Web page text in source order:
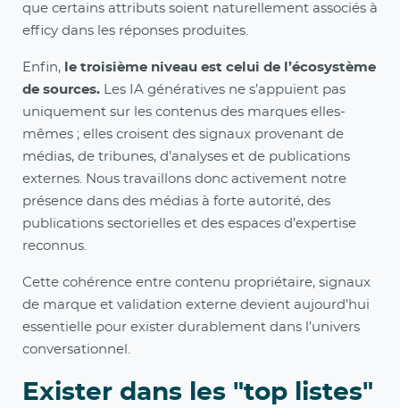
que certains attributs soient naturellement associés à
efficy dans les réponses produites.
Enfin, le troisième niveau est celui de l’écosystème
de sources.
Les IA génératives ne s’appuient pas
uniquement sur les contenus des marques elles-
mêmes ; elles croisent des signaux provenant de
médias, de tribunes, d’analyses et de publications
externes. Nous travaillons donc activement notre
présence dans des médias à forte autorité, des
publications sectorielles et des espaces d’expertise
reconnus.
Cette cohérence entre contenu propriétaire, signaux
de marque et validation externe devient aujourd’hui
essentielle pour exister durablement dans l’univers
conversationnel.
Exister dans les "top listes"